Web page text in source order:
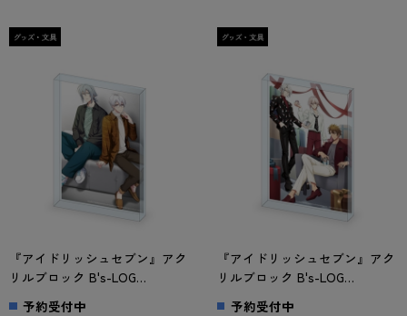
『アイドリッシュセブン』アク
リルブロック B's-LOG
Collection MEZZO″
予約受付中
『アイドリッシュセブン』アク
リルブロック B's-LOG
Collection TRIGGER B
予約受付中